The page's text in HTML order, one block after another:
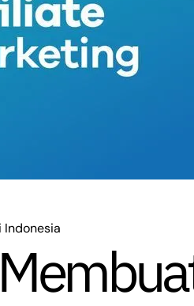
Indonesia